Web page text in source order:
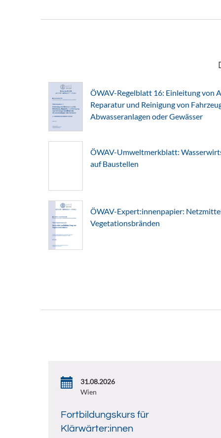
ÖWAV-Regelblatt 16: Einleitung von
Reparatur und Reinigung von
Abwasseranlagen oder Gewässer
ÖWAV-Umweltmerkblatt:
auf Baustellen
ÖWAV-Expert:innenpapier:
Vegetationsbränden
31.08.2026
Wien
Fortbildungskurs für
Klärwärter:innen